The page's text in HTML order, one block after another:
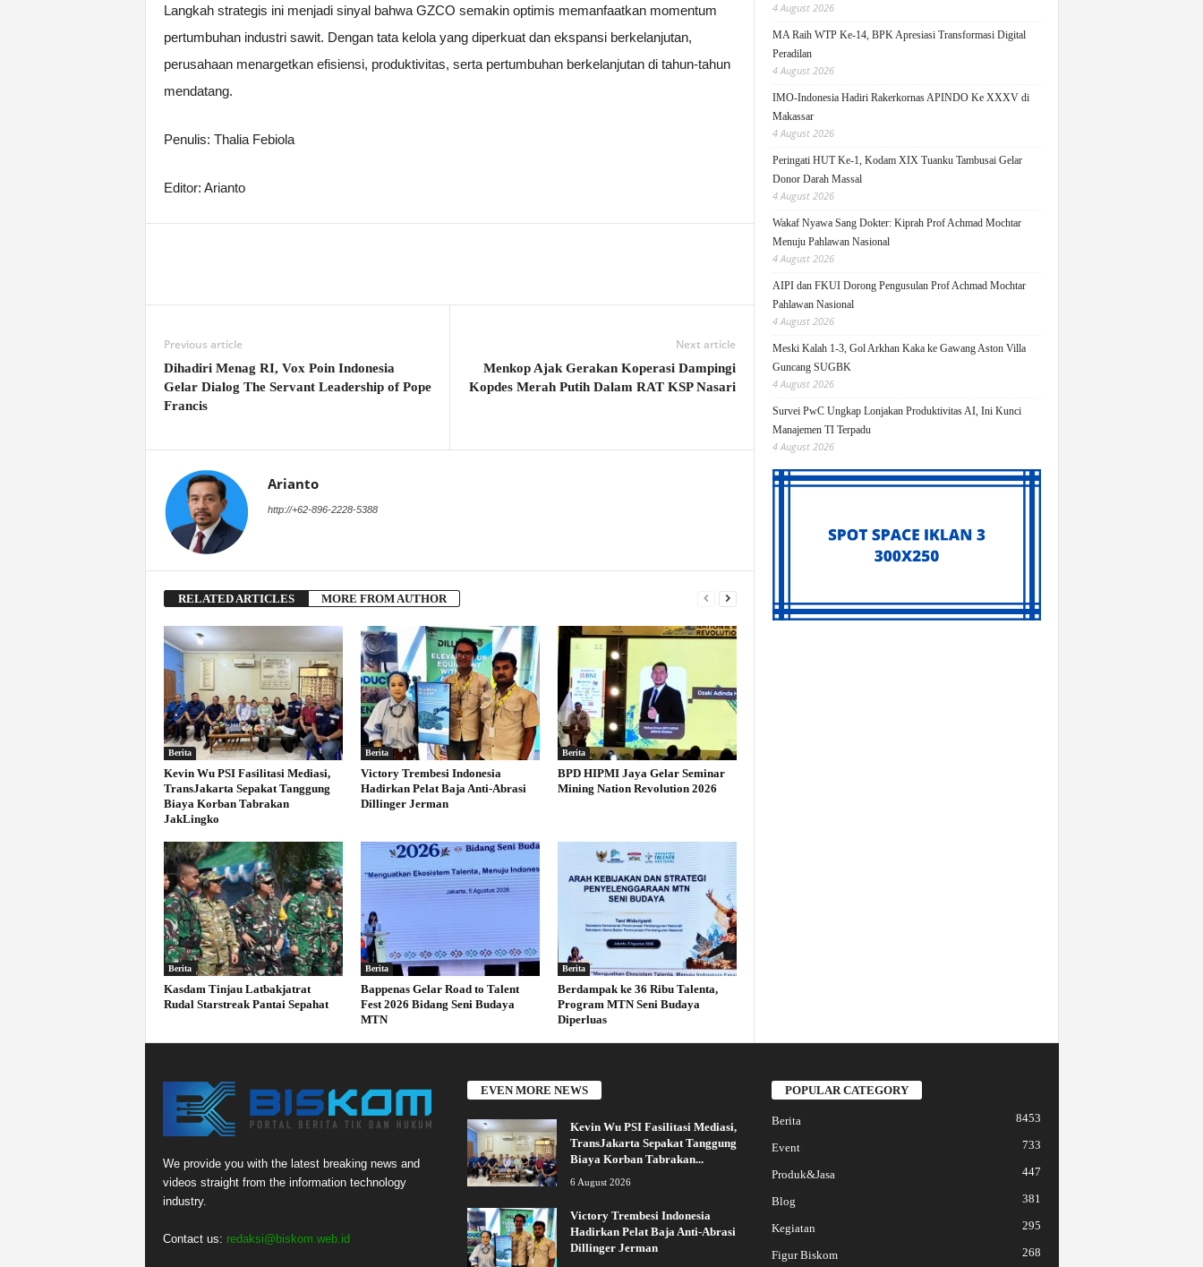
Langkah strategis ini menjadi sinyal bahwa GZCO semakin optimis memanfaatkan momentum
pertumbuhan industri sawit. Dengan tata kelola yang diperkuat dan ekspansi berkelanjutan,
perusahaan menargetkan efisiensi, produktivitas, serta pertumbuhan berkelanjutan di tahun-tahun
mendatang.
Penulis: Thalia Febiola
Editor: Arianto
Previous article
Dihadiri Menag RI, Vox Poin Indonesia
Gelar Dialog The Servant Leadership of Pope
Francis
Next article
Menkop Ajak Gerakan Koperasi Dampingi
Kopdes Merah Putih Dalam RAT KSP Nasari
Arianto
http://+62-896-2228-5388
RELATED ARTICLES MORE FROM AUTHOR
Berita
Kevin Wu PSI Fasilitasi Mediasi,
TransJakarta Sepakat Tanggung
Biaya Korban Tabrakan
JakLingko
Berita
Victory Trembesi Indonesia
Hadirkan Pelat Baja Anti-Abrasi
Dillinger Jerman
Berita
BPD HIPMI Jaya Gelar Seminar
Mining Nation Revolution 2026
Berita
Kasdam Tinjau Latbakjatrat
Rudal Starstreak Pantai Sepahat
Berita
Bappenas Gelar Road to Talent
Fest 2026 Bidang Seni Budaya
MTN
Berita
Berdampak ke 36 Ribu Talenta,
Program MTN Seni Budaya
Diperluas
4 August 2026
MA Raih WTP Ke-14, BPK Apresiasi Transformasi Digital
Peradilan
4 August 2026
IMO-Indonesia Hadiri Rakerkornas APINDO Ke XXXV di
Makassar
4 August 2026
Peringati HUT Ke-1, Kodam XIX Tuanku Tambusai Gelar
Donor Darah Massal
4 August 2026
Wakaf Nyawa Sang Dokter: Kiprah Prof Achmad Mochtar
Menuju Pahlawan Nasional
4 August 2026
AIPI dan FKUI Dorong Pengusulan Prof Achmad Mochtar
Pahlawan Nasional
4 August 2026
Meski Kalah 1-3, Gol Arkhan Kaka ke Gawang Aston Villa
Guncang SUGBK
4 August 2026
Survei PwC Ungkap Lonjakan Produktivitas AI, Ini Kunci
Manajemen TI Terpadu
4 August 2026
We provide you with the latest breaking news and
videos straight from the information technology
industry.
Contact us: redaksi@biskom.web.id
EVEN MORE NEWS
Kevin Wu PSI Fasilitasi Mediasi,
TransJakarta Sepakat Tanggung
Biaya Korban Tabrakan...
6 August 2026
Victory Trembesi Indonesia
Hadirkan Pelat Baja Anti-Abrasi
Dillinger Jerman
POPULAR CATEGORY
Berita 8453
Event 733
Produk&Jasa 447
Blog 381
Kegiatan 295
Figur Biskom 268